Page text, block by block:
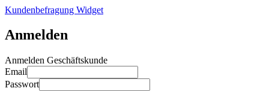
Kundenbefragung Widget
Anmelden
Anmelden Geschäftskunde
Email
Passwort